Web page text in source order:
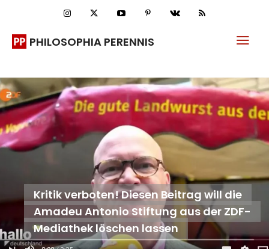
PHILOSOPHIA PERENNIS
Kritik verboten! Diesen Beitrag will die
Amadeu Antonio Stiftung aus der ZDF-
Mediathek löschen lassen